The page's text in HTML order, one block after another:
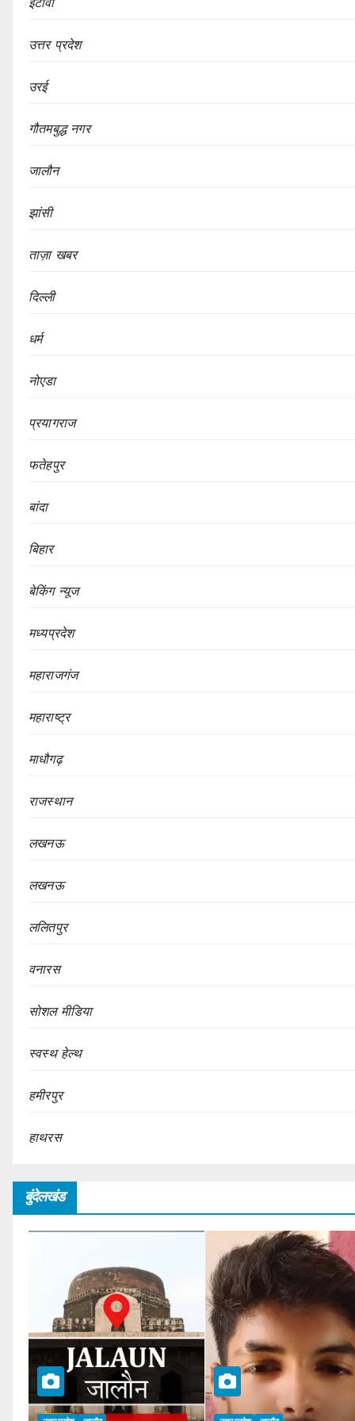
उत्तर प्रदेश
उरई
गौतमबुद्ध नगर
जालौन
झांसी
ताज़ा खबर
दिल्ली
धर्म
नोएडा
प्रयागराज
फतेहपुर
बांदा
बिहार
बेकिंग न्यूज
मध्यप्रदेश
महाराजगंज
महाराष्ट्र
माधौगढ़
राजस्थान
लखनऊ
लखनऊ
ललितपुर
वनारस
सोशल मीडिया
स्वस्थ हेल्थ
हमीरपुर
हाथरस
बुंदेलखंड